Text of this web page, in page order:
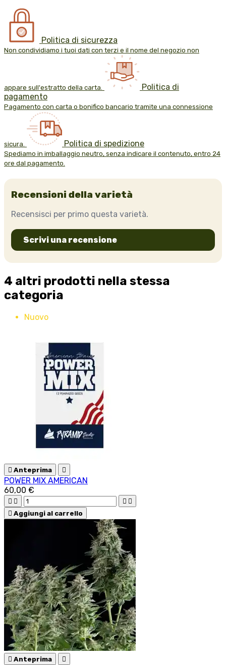
Politica di sicurezza
Non condividiamo i tuoi dati con terzi e il nome del negozio non
appare sull'estratto della carta.
Politica di
pagamento
Pagamento con carta o bonifico bancario tramite una connessione
sicura. Politica di spedizione
Spediamo in imballaggio neutro, senza indicare il contenuto, entro 24
ore dal pagamento.
Recensioni della varietà
Recensisci per primo questa varietà.
Scrivi una recensione
4 altri prodotti nella stessa
categoria
Nuovo
 Anteprima 
POWER MIX AMERICAN
60,00 €
   
 Aggiungi al carrello
 Anteprima 